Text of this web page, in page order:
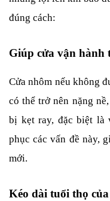
đúng cách:
Giúp cửa vận hành
Cửa nhôm nếu không
có thể trở nên nặng
bị kẹt ray, đặc biệt là
phục các vấn đề này,
mới.
Kéo dài tuổi thọ